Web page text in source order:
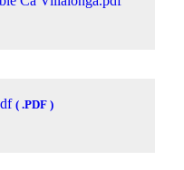
( .PDF )